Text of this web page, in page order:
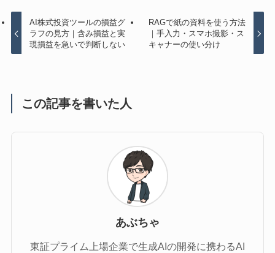
AI株式投資ツールの損益グ
ラフの見方｜含み損益と実
現損益を急いで判断しない
RAGで紙の資料を使う方法
｜手入力・スマホ撮影・ス
キャナーの使い分け
この記事を書いた人
あぶちゃ
東証プライム上場企業で生成AIの開発に携わるAI